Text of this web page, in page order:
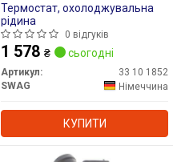
Термостат, охолоджувальна
рідина
0 відгуків
1 578 ₴ сьогодні
Артикул:
33 10 1852
SWAG
Німеччина
КУПИТИ